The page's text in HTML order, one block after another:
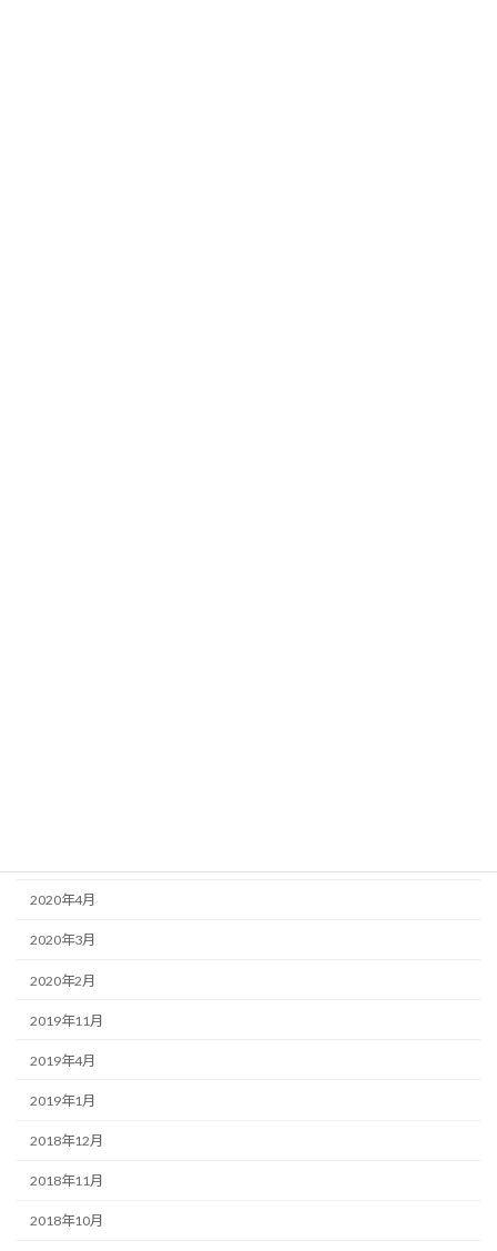
2020年4月
2020年3月
2020年2月
2019年11月
2019年4月
2019年1月
2018年12月
2018年11月
2018年10月